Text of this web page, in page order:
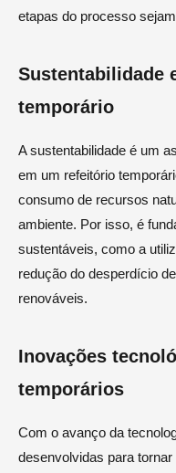
etapas do processo
Sustentabilidade
temporário
A sustentabilidade é um
em um refeitório
consumo de recursos
ambiente. Por isso, é
sustentáveis, como a
redução do desperdício
renováveis.
Inovações
temporários
Com o avanço da
desenvolvidas para